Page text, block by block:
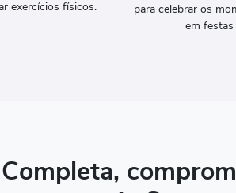
exercícios físicos.
para celebrar os
em festas